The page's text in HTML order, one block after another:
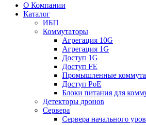
О Компании
Каталог
ИБП
Коммутаторы
Агрегация 10G
Агрегация 1G
Доступ 1G
Доступ FE
Промышленные
Доступ PoE
Блоки питания для
Детекторы дронов
Сервера
Сервера начального